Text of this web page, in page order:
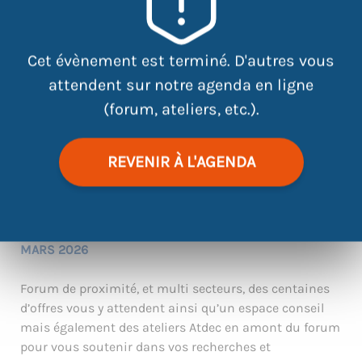
Cet évènement est terminé. D'autres vous
attendent sur notre agenda en ligne
(forum, ateliers, etc.).
REVENIR À L'AGENDA
Leaflet contributors
MARS 2026
Forum de proximité, et multi secteurs, des centaines
d’offres vous y attendent ainsi qu’un espace conseil
mais également des ateliers Atdec en amont du forum
pour vous soutenir dans vos recherches et